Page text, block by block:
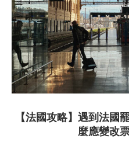
【法國攻略】遇到法國
麼應變改